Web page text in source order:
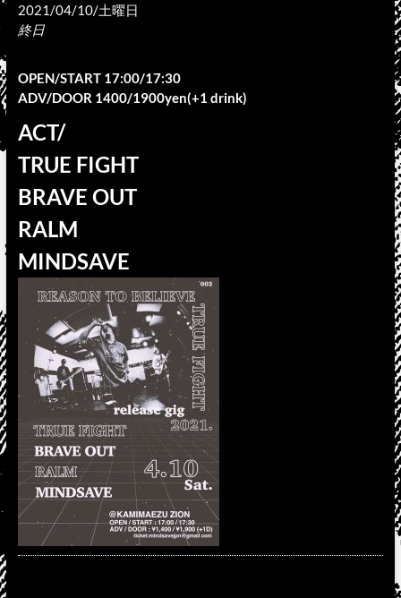
2021/04/10/土曜日
終日
OPEN/START 17:00/17:30
ADV/DOOR 1400/1900yen(+1 drink)
ACT/
TRUE FIGHT
BRAVE OUT
RALM
MINDSAVE